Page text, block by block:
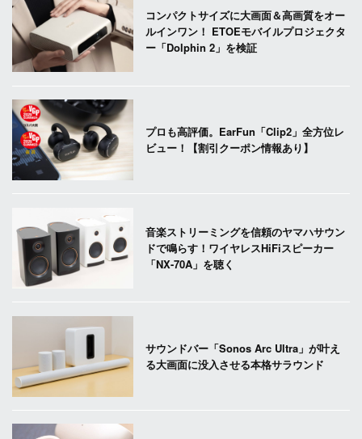
コンパクトサイズに大画面＆高画質をオー
ルインワン！ ETOEモバイルプロジェクタ
ー「Dolphin 2」を検証
プロも高評価。EarFun「Clip2」全方位レ
ビュー！【割引クーポン情報あり】
音楽ストリーミングを信頼のヤマハサウン
ドで鳴らす！ワイヤレスHiFiスピーカー
「NX-70A」を聴く
サウンドバー「Sonos Arc Ultra」が叶え
る大画面に没入させる本格サラウンド